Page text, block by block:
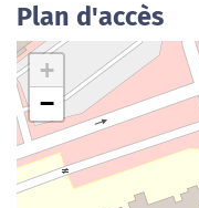
Plan d'accès
+
−